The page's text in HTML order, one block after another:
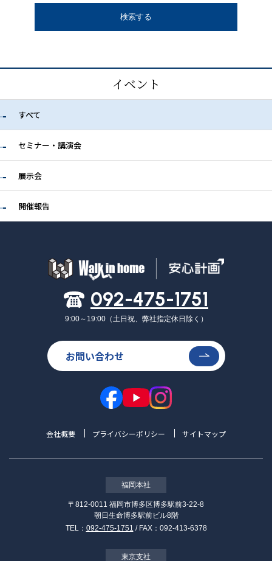
イベント
すべて
セミナー・講演会
展示会
開催報告
092-475-1751
9:00～19:00（土日祝、弊社指定休日除く）
お問い合わせ
会社概要 プライバシーポリシー サイトマップ
福岡本社
〒812-0011 福岡市博多区博多駅前3-22-8
朝日生命博多駅前ビル8階
TEL： 092-475-1751 / FAX：092-413-6378
東京支社